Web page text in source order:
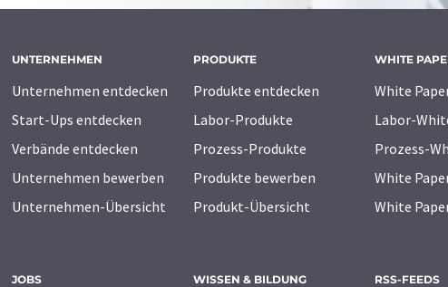
UNTERNEHMEN
Unternehmen entdecken
Start-Ups entdecken
Verbände entdecken
Unternehmen bewerben
Unternehmen-Übersicht
PRODUKTE
Produkte entdecken
Labor-Produkte
Prozess-Produkte
Produkte bewerben
Produkt-Übersicht
WHITE
White
Labor-
Prozess-
White
White
JOBS WISSEN & BILDUNG RSS-FEEDS